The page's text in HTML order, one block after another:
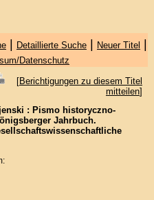
| Detaillierte Suche| Neuer Titel |
Datenschutz
[Berichtigungen zu diesem Titel
mitteilen]
: Pismo historyczno-
Jahrbuch.